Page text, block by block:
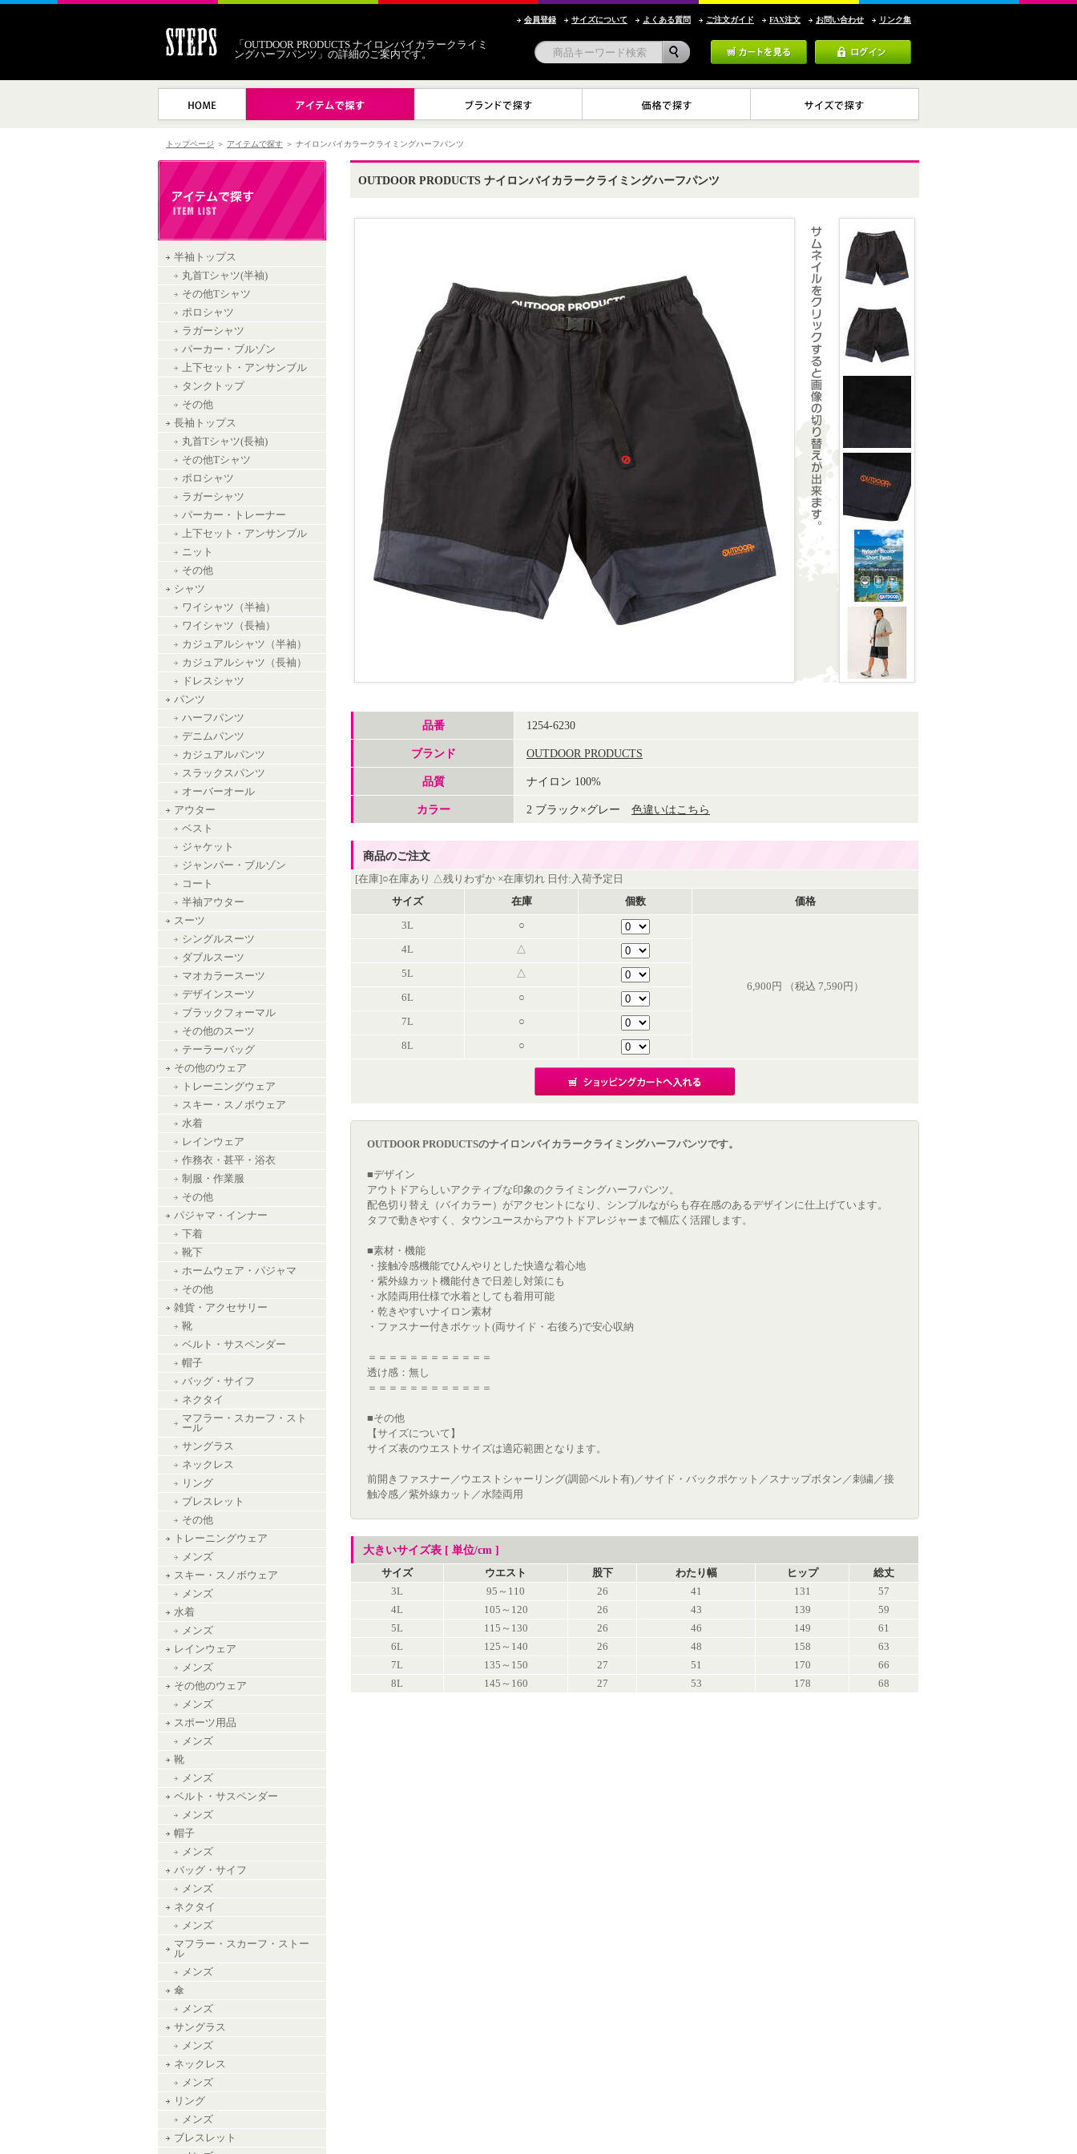
「OUTDOOR PRODUCTS ナイロンバイカラークライミ
ングハーフパンツ」の詳細のご案内です。
会員登録 サイズについて よくある質問 ご注文ガイド FAX注文 お問い合わせ リンク集
トップページ ＞ アイテムで探す ＞ ナイロンバイカラークライミングハーフパンツ
半袖トップス
丸首Tシャツ(半袖)
その他Tシャツ
ポロシャツ
ラガーシャツ
パーカー・ブルゾン
上下セット・アンサンブル
タンクトップ
その他
長袖トップス
丸首Tシャツ(長袖)
その他Tシャツ
ポロシャツ
ラガーシャツ
パーカー・トレーナー
上下セット・アンサンブル
ニット
その他
シャツ
ワイシャツ（半袖）
ワイシャツ（長袖）
カジュアルシャツ（半袖）
カジュアルシャツ（長袖）
ドレスシャツ
パンツ
ハーフパンツ
デニムパンツ
カジュアルパンツ
スラックスパンツ
オーバーオール
アウター
ベスト
ジャケット
ジャンパー・ブルゾン
コート
半袖アウター
スーツ
シングルスーツ
ダブルスーツ
マオカラースーツ
デザインスーツ
ブラックフォーマル
その他のスーツ
テーラーバッグ
その他のウェア
トレーニングウェア
スキー・スノボウェア
水着
レインウェア
作務衣・甚平・浴衣
制服・作業服
その他
パジャマ・インナー
下着
靴下
ホームウェア・パジャマ
その他
雑貨・アクセサリー
靴
ベルト・サスペンダー
帽子
バッグ・サイフ
ネクタイ
マフラー・スカーフ・スト
ール
サングラス
ネックレス
リング
ブレスレット
その他
トレーニングウェア
メンズ
スキー・スノボウェア
メンズ
水着
メンズ
レインウェア
メンズ
その他のウェア
メンズ
スポーツ用品
メンズ
靴
メンズ
ベルト・サスペンダー
メンズ
帽子
メンズ
バッグ・サイフ
メンズ
ネクタイ
メンズ
マフラー・スカーフ・ストー
ル
メンズ
傘
メンズ
サングラス
メンズ
ネックレス
メンズ
リング
メンズ
ブレスレット
OUTDOOR PRODUCTS ナイロンバイカラークライミングハーフパンツ
品番 1254-6230
ブランド OUTDOOR PRODUCTS
品質 ナイロン 100%
カラー 2 ブラック×グレー 色違いはこちら
商品のご注文
[在庫]○在庫あり △残りわずか ×在庫切れ 日付:入荷予定日
サイズ
在庫 個数 価格
3L ○
6,900円 （税込 7,590円）
4L △
5L △
6L ○
7L ○
8L ○
OUTDOOR PRODUCTSのナイロンバイカラークライミングハーフパンツです。
■デザイン
アウトドアらしいアクティブな印象のクライミングハーフパンツ。
配色切り替え（バイカラー）がアクセントになり、シンプルながらも存在感のあるデザインに仕上げています。
タフで動きやすく、タウンユースからアウトドアレジャーまで幅広く活躍します。
■素材・機能
・接触冷感機能でひんやりとした快適な着心地
・紫外線カット機能付きで日差し対策にも
・水陸両用仕様で水着としても着用可能
・乾きやすいナイロン素材
・ファスナー付きポケット(両サイド・右後ろ)で安心収納
＝＝＝＝＝＝＝＝＝＝＝＝
透け感：無し
＝＝＝＝＝＝＝＝＝＝＝＝
■その他
【サイズについて】
サイズ表のウエストサイズは適応範囲となります。
前開きファスナー／ウエストシャーリング(調節ベルト有)／サイド・バックポケット／スナップボタン／刺繍／接
触冷感／紫外線カット／水陸両用
大きいサイズ表 [ 単位/cm ]
サイズ ウエスト 股下 わたり幅 ヒップ
総丈
3L
95～110 26 41 131
57
4L
105～120 26 43 139
59
5L
115～130 26 46 149
61
6L
125～140 26 48 158
63
7L
135～150 27 51 170
66
8L
145～160 27 53 178 68